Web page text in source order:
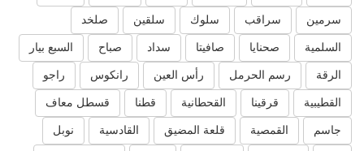
سرمين سراقب سلوك سلقين صلخد
السلمية صحنايا صافيتا سداد صباح السبع بيار
الرقة رسم الحرمل رأس العين رانكوس راجو
القطيبية قرقينا القحطانية قطنا قسطل معاف
جاسم القمصية قلعة المضيق القادسية نوبل